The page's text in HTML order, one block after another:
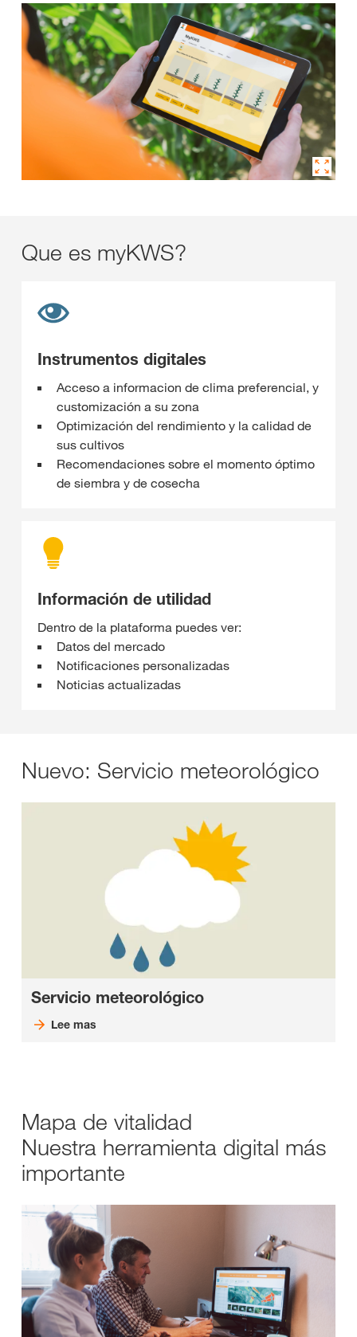
Que es myKWS?
Instrumentos digitales
Acceso a informacion de clima preferencial, y
customización a su zona
Optimización del rendimiento y la calidad de
sus cultivos
Recomendaciones sobre el momento óptimo
de siembra y de cosecha
Información de utilidad
Dentro de la plataforma puedes ver:
Datos del mercado
Notificaciones personalizadas
Noticias actualizadas
Nuevo: Servicio meteorológico
Servicio meteorológico
Lee mas
Mapa de vitalidad
Nuestra herramienta digital más
importante